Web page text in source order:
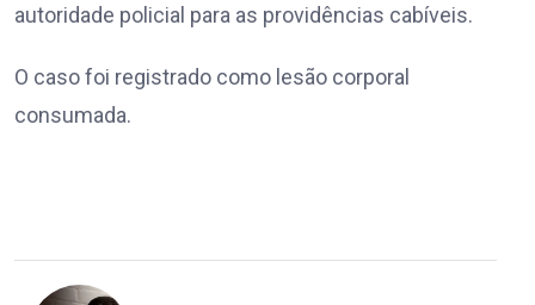
autoridade policial para as providências cabíveis.
O caso foi registrado como lesão corporal
consumada.